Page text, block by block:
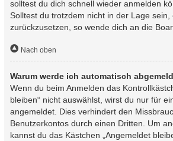
solltest du dich schnell wieder anmelden
Solltest du trotzdem nicht in der Lage sein,
zurückzusetzen, so wende dich an die
Nach oben
Warum werde ich automatisch
Wenn du beim Anmelden das
bleiben“ nicht auswählst, wirst du nur für
angemeldet. Dies verhindert den
Benutzerkontos durch einen Dritten. Um
kannst du das Kästchen „Angemeldet